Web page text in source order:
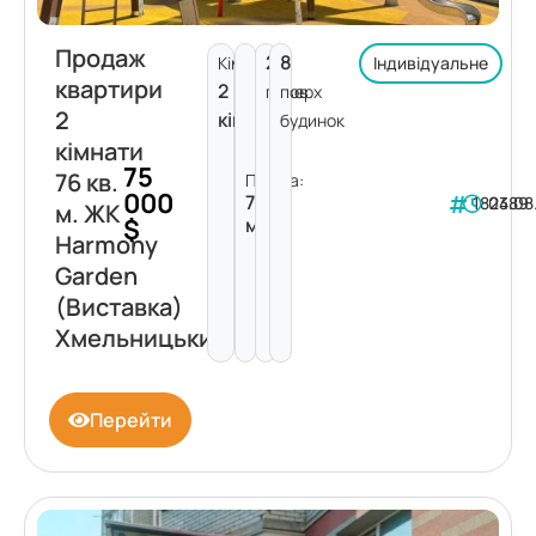
Продаж
квартири
2
кімнати
76 кв.
м. ЖК
Harmony
Garden
(Виставка)
Хмельницький
75
000
$
Кімнат:
2
кімнати
Площа:
76
м²
2
поверх
8
пов.
будинок
Індивідуальне
182389
Перейти